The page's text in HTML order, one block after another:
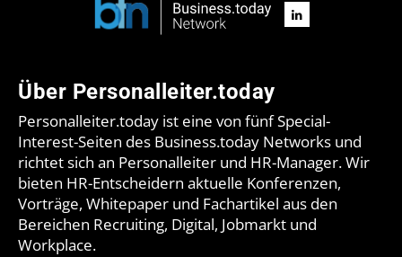
Über Personalleiter.today
Personalleiter.today ist eine von fünf Special-
Interest-Seiten des Business.today Networks und
richtet sich an Personalleiter und HR-Manager. Wir
bieten HR-Entscheidern aktuelle Konferenzen,
Vorträge, Whitepaper und Fachartikel aus den
Bereichen Recruiting, Digital, Jobmarkt und
Workplace.